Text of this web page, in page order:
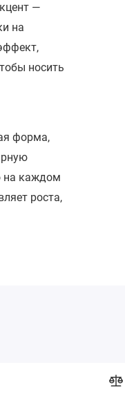
—
на
носить
форма,
на каждом
роста,